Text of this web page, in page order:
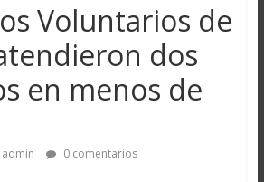
Voluntarios de
dos
en menos de
admin 0 comentarios